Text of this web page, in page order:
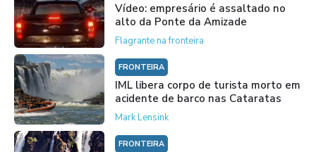
Vídeo: empresário é assaltado no
alto da Ponte da Amizade
Flagrante na fronteira
FRONTEIRA
IML libera corpo de turista morto em
acidente de barco nas Cataratas
Mark Lensink
FRONTEIRA